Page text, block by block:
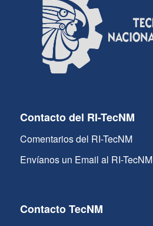
Contacto del RI-TecNM
Comentarios del RI-TecNM
Envíanos un Email al RI-TecNM
Contacto TecNM